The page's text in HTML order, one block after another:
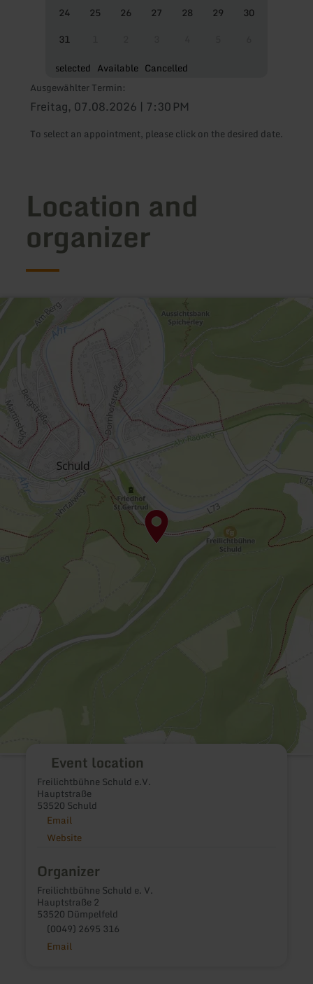
24
25 26 27 28 29
30
31
selected Available Cancelled
Ausgewählter Termin:
Freitag, 07.08.2026 | 7:30 PM
To select an appointment, please click on the desired date.
Location and
organizer
Event location
Freilichtbühne Schuld e.V.
Hauptstraße
53520 Schuld
Email
Website
Organizer
Freilichtbühne Schuld e. V.
Hauptstraße 2
53520 Dümpelfeld
(0049) 2695 316
Email